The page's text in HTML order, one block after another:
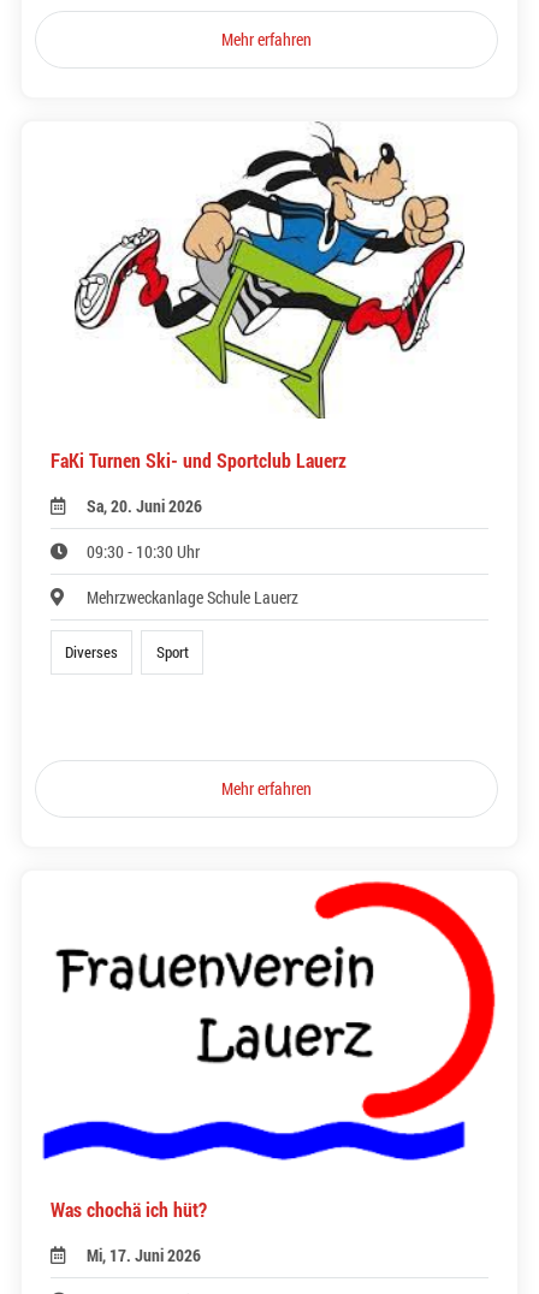
Mehr erfahren
FaKi Turnen Ski- und Sportclub Lauerz
Sa, 20. Juni 2026
09:30 - 10:30 Uhr
Mehrzweckanlage Schule Lauerz
Diverses Sport
Mehr erfahren
Was chochä ich hüt?
Mi, 17. Juni 2026